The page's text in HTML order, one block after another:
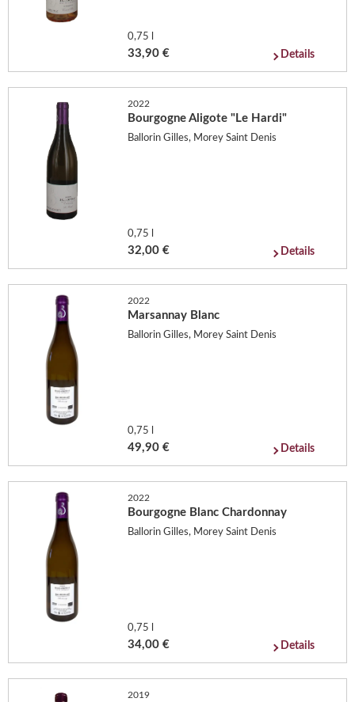
0,75 l
33,90 € Details
2022
Bourgogne Aligote "Le Hardi"
Ballorin Gilles, Morey Saint Denis
0,75 l
32,00 € Details
2022
Marsannay Blanc
Ballorin Gilles, Morey Saint Denis
0,75 l
49,90 € Details
2022
Bourgogne Blanc Chardonnay
Ballorin Gilles, Morey Saint Denis
0,75 l
34,00 € Details
2019